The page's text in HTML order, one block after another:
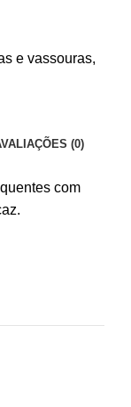
e vassouras,
(0)
com